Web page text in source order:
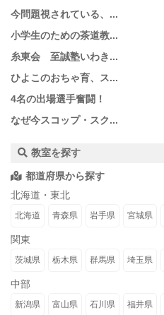
今問題視されている、...
小学生のための茶道教...
糸東会 至誠塾いわき...
ひよこのおちゃ育、ス...
4名の出場選手奮闘！
なぜ今スコップ・スク...
教室を探す
都道府県から探す
北海道・東北
北海道 青森県 岩手県 宮城県
関東
茨城県 栃木県 群馬県 埼玉県
中部
新潟県 富山県 石川県 福井県